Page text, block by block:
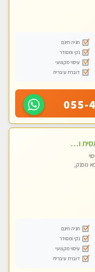
חניה חינם
נקי ומסודר
עיסוי מקצועי
דוברת עיברית
055-
מעסה מקצועית קלאסית ומפנקת בחיפה
מפנק,
חניה חינם
נקי ומסודר
עיסוי מקצועי
דוברת עיברית